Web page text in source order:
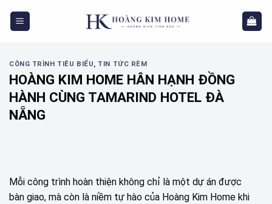
CÔNG TRÌNH TIÊU BIỂU, TIN TỨC RÈM
HOÀNG KIM HOME HÂN HẠNH ĐỒNG
HÀNH CÙNG TAMARIND HOTEL ĐÀ
NẴNG
Mỗi công trình hoàn thiện không chỉ là một dự án được
bàn giao, mà còn là niềm tự hào của Hoàng Kim Home khi